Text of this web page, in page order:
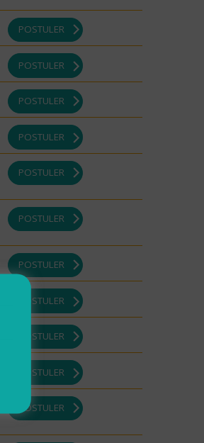
POSTULER
POSTULER
POSTULER
POSTULER
POSTULER
POSTULER
POSTULER
POSTULER
POSTULER
POSTULER
POSTULER